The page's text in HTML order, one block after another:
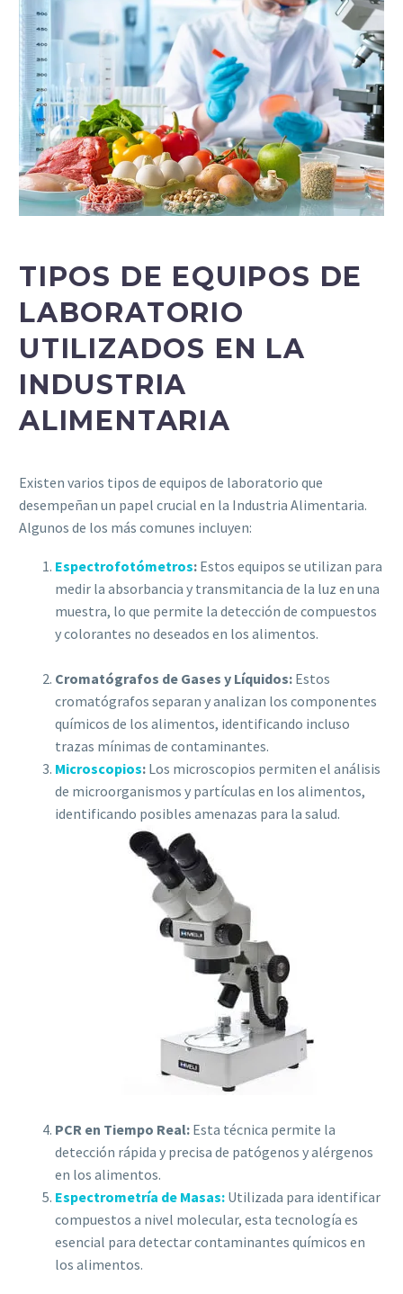
TIPOS DE EQUIPOS DE
LABORATORIO
UTILIZADOS EN LA
INDUSTRIA
ALIMENTARIA
Existen varios tipos de equipos de laboratorio que
desempeñan un papel crucial en la Industria Alimentaria.
Algunos de los más comunes incluyen:
Espectrofotómetros: Estos equipos se utilizan para
medir la absorbancia y transmitancia de la luz en una
muestra, lo que permite la detección de compuestos
y colorantes no deseados en los alimentos.
Cromatógrafos de Gases y Líquidos: Estos
cromatógrafos separan y analizan los componentes
químicos de los alimentos, identificando incluso
trazas mínimas de contaminantes.
Microscopios: Los microscopios permiten el análisis
de microorganismos y partículas en los alimentos,
identificando posibles amenazas para la salud.
PCR en Tiempo Real: Esta técnica permite la
detección rápida y precisa de patógenos y alérgenos
en los alimentos.
Espectrometría de Masas: Utilizada para identificar
compuestos a nivel molecular, esta tecnología es
esencial para detectar contaminantes químicos en
los alimentos.